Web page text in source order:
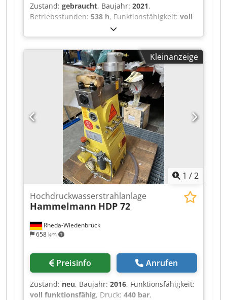
Zustand: gebraucht, Baujahr: 2021,
Betriebsstunden: 538 h, Funktionsfähigkeit: voll
, Maschinen-/Fahrzeugnummer:
0503330621, Gesamtbreite:920 mm,
Gesamtlänge:1.550 mm, Gesamthöhe:1.300
, Druck:2.000 bar, Betriebsdruck:2.000 bar,
Kraftstoff:Diesel, Gesamtgewicht:725 kg
Wassertankkapazität:53 l, Volumenstrom:
, Geräuschpegel:89 dB, Leistung:37 kW
(50,31 PS), Pumpenförderleistung: 10 l/min
Ausstattung:Typenschild vorhanden
gebrauchtanlage - voll funktionsfähig -
serienzubehör optional erhältlich Crsdpfxszizico
Kleinanzeige
1 /2
Rheda-Wiedenbrück
658 km
Hochdruckwasserstrahlanlage
Hammelmann HDP 72
Preisinfo Anrufen
Zustand: neu, Baujahr: 2016, Funktionsfähigkeit:
voll funktionsfähig, Druck: 440 bar,